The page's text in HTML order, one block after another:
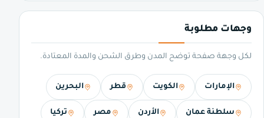
وجهات مطلوبة
لكل وجهة صفحة توضح المدن وطرق الشحن والمدة المعتادة.
الإمارات الكويت قطر البحرين
سلطنة عمان الأردن مصر تركيا